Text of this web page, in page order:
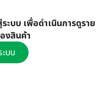
ะบบ เพื่อดำเนินการดูราย
งสินค้า
ะบบ